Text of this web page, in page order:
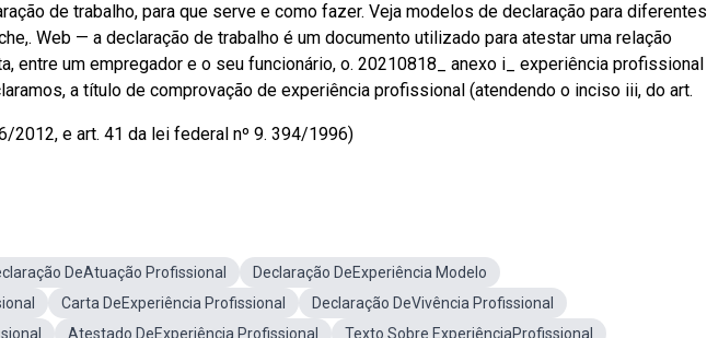
de trabalho, para que serve e como fazer. Veja modelos de declaração para diferentes
Web — a declaração de trabalho é um documento utilizado para atestar uma relação
entre um empregador e o seu funcionário, o. 20210818_ anexo i_ experiência profissional
a título de comprovação de experiência profissional (atendendo o inciso iii, do art.
2012, e art. 41 da lei federal nº 9. 394/1996)
DeAtuação Profissional
Declaração DeExperiência Modelo
Carta DeExperiência Profissional
Declaração DeVivência Profissional
Atestado DeExperiência Profissional
Texto Sobre ExperiênciaProfissional